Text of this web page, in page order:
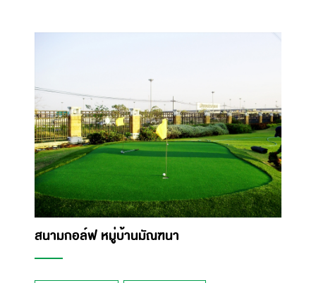
สนามกอล์ฟ หมู่บ้านมัณฑนา